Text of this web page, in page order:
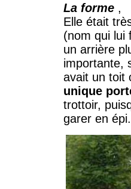
La forme ,
Elle était
(nom qui lui
un arrière
importante,
avait un toit
unique
trottoir,
garer en épi.